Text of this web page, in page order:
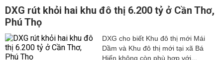
DXG rút khỏi hai khu đô thị 6.200 tỷ ở Cần Thơ,
Phú Thọ
DXG cho biết Khu đô thị mới Mái
Dầm và Khu đô thị mới tại xã Bá
Hiến không còn phù hợp với...